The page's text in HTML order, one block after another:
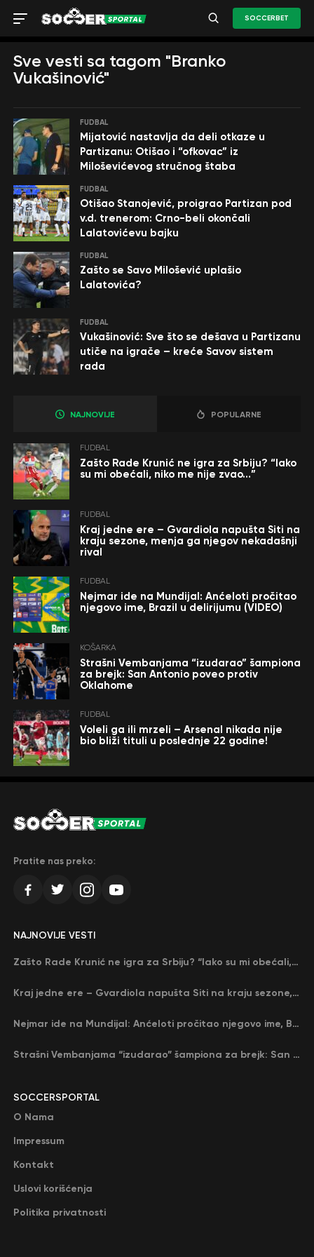
SOCCERBET
Sve vesti sa tagom "Branko
Vukašinović"
FUDBAL
Mijatović nastavlja da deli otkaze u
Partizanu: Otišao i “ofkovac” iz
Miloševićevog stručnog štaba
FUDBAL
Otišao Stanojević, proigrao Partizan pod
v.d. trenerom: Crno-beli okončali
Lalatovićevu bajku
FUDBAL
Zašto se Savo Milošević uplašio
Lalatovića?
FUDBAL
Vukašinović: Sve što se dešava u Partizanu
utiče na igrače – kreće Savov sistem
rada
NAJNOVIJE POPULARNE
FUDBAL
Zašto Rade Krunić ne igra za Srbiju? “Iako
su mi obećali, niko me nije zvao…”
FUDBAL
Kraj jedne ere – Gvardiola napušta Siti na
kraju sezone, menja ga njegov nekadašnji
rival
FUDBAL
Nejmar ide na Mundijal: Anćeloti pročitao
njegovo ime, Brazil u delirijumu (VIDEO)
KOŠARKA
Strašni Vembanjama “izudarao” šampiona
za brejk: San Antonio poveo protiv
Oklahome
FUDBAL
Voleli ga ili mrzeli – Arsenal nikada nije
bio bliži tituli u poslednje 22 godine!
Pratite nas preko:
SOCCERSPORTAL
O Nama
Impressum
Kontakt
Uslovi korišćenja
Politika privatnosti
NAJNOVIJE VESTI
Zašto Rade Krunić ne igra za Srbiju? “Iako su mi obećali, niko me nije zvao…”
Kraj jedne ere – Gvardiola napušta Siti na kraju sezone, menja ga njegov nekadašnji rival
Nejmar ide na Mundijal: Anćeloti pročitao njegovo ime, Brazil u delirijumu (VIDEO)
Strašni Vembanjama “izudarao” šampiona za brejk: San Antonio poveo protiv Oklahome